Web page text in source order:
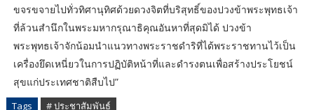
ขจรขจายไปทั่วทิศานุทิศด้วยดวงจิตที่บริสุทธิ์ของปวงข้าพระพุทธเจ้า
ที่ล้วนสำนึกในพระมหากรุณาธิคุณอันหาที่สุดมิได้ ปวงข้า
พระพุทธเจ้าจักน้อมนำแนวทางพระราชดำริที่ได้พระราชทานไว้เป็น
เครื่องยึดเหนี่ยวในการปฏิบัติหน้าที่และดำรงตนเพื่อสร้างประโยชน์
สุขแก่ประเทศชาติสืบไป”
Tags # ประชาสัมพันธ์